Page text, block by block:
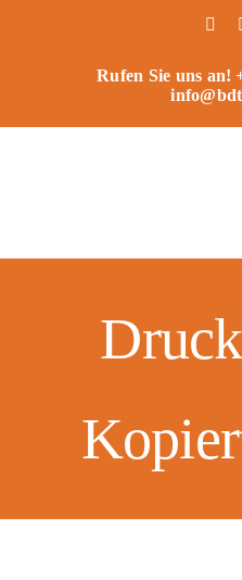
Rufen Sie uns an!